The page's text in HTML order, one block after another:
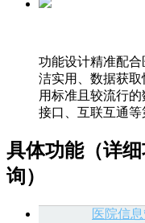
功能设计精准配
洁实用、数据获
用标准且较流行
接口、互联互通等
具体功能（详
询）
医院信